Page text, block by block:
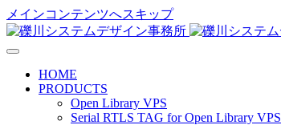
メインコンテンツへスキップ
HOME
PRODUCTS
Open Library VPS
Serial RTLS TAG for Open Library VPS